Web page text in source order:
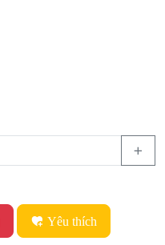
Yêu thích